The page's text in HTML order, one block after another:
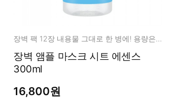
장벽 팩 12장 내용물 그대로 한 병에! 용량은 넉넉하게!
장벽 앰플 마스크 시트 에센스
300ml
16,800원